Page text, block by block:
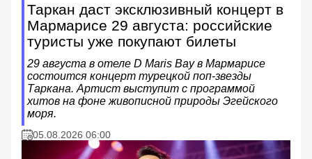
Таркан даст эксклюзивный концерт в
Мармарисе 29 августа: российские
туристы уже покупают билеты
29 августа в отеле D Maris Bay в Мармарисе
состоится концерт турецкой поп-звезды
Таркана. Артист выступит с программой
хитов на фоне живописной природы Эгейского
моря.
05.08.2026 06:00